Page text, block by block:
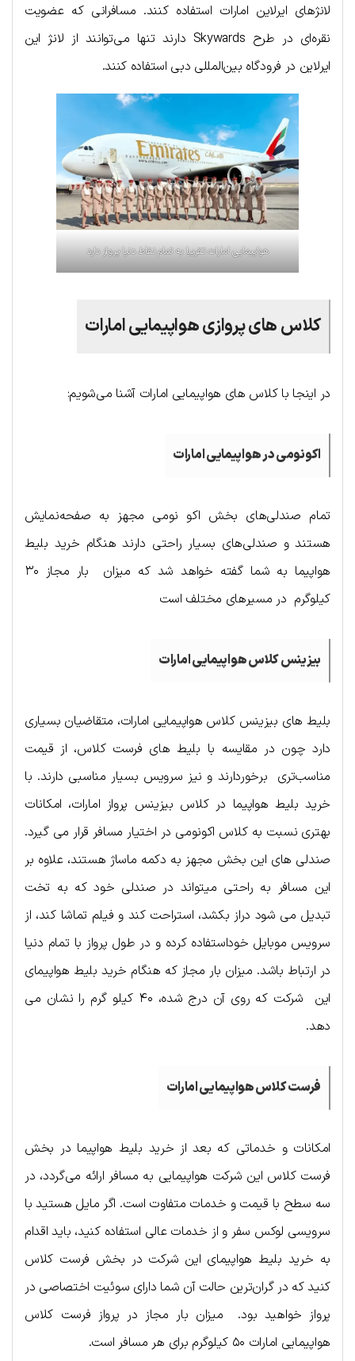
لانژ‌های ایرلاین امارات استفاده کنند. مسافرانی که عضویت
نقره‌ای در طرح Skywards دارند تنها می‌توانند از لانژ این
ایرلاین در فرودگاه بین‌المللی دبی استفاده کنند.
هواپیمایی امارات تقریبا به تمام نقاط دنیا پرواز دارد
کلاس های پروازی هواپیمایی امارات
در اینجا با کلاس های هواپیمایی امارات آشنا می‌شویم:
اکونومی در هواپیمایی امارات
تمام صندلی‌های بخش اکو نومی مجهز به صفحه‌نمایش
هستند و صندلی‌های بسیار راحتی دارند هنگام خرید بلیط
هواپیما به شما گفته خواهد شد که میزان بار مجاز ۳۰
کیلوگرم در مسیرهای مختلف است
بیزینس کلاس هواپیمایی امارات
بلیط های بیزینس کلاس هواپیمایی امارات، متقاضیان بسیاری
دارد چون در مقایسه با بلیط های فرست کلاس، از قیمت
مناسب‌تری برخوردارند و نیز سرویس بسیار مناسبی دارند. با
خرید بلیط هواپیما در کلاس بیزینس پرواز امارات، امکانات
بهتری نسبت به کلاس اکونومی در اختیار مسافر قرار می گیرد.
صندلی های این بخش مجهز به دکمه ماساژ هستند، علاوه بر
این مسافر به راحتی میتواند در صندلی خود که به تخت
تبدیل می شود دراز بکشد، استراحت کند و فیلم تماشا کند، از
سرویس موبایل خوداستفاده کرده و در طول پرواز با تمام دنیا
در ارتباط باشد. میزان بار مجاز که هنگام خرید بلیط هواپیمای
این شرکت که روی آن درج شده، ۴۰ کیلو گرم را نشان می
دهد.
فرست کلاس هواپیمایی امارات
امکانات و خدماتی که بعد از خرید بلیط هواپیما در بخش
فرست کلاس این شرکت هواپیمایی به مسافر ارائه می‌گردد، در
سه سطح با قیمت و خدمات متفاوت است. اگر مایل هستید با
سرویسی لوکس سفر و از خدمات عالی استفاده کنید، باید اقدام
به خرید بلیط هواپیمای این شرکت در بخش فرست کلاس
کنید که در گران‌ترین حالت آن شما دارای سوئیت اختصاصی در
پرواز خواهید بود. میزان بار مجاز در پرواز فرست کلاس
هواپیمایی امارات ۵۰ کیلوگرم برای هر مسافر است.